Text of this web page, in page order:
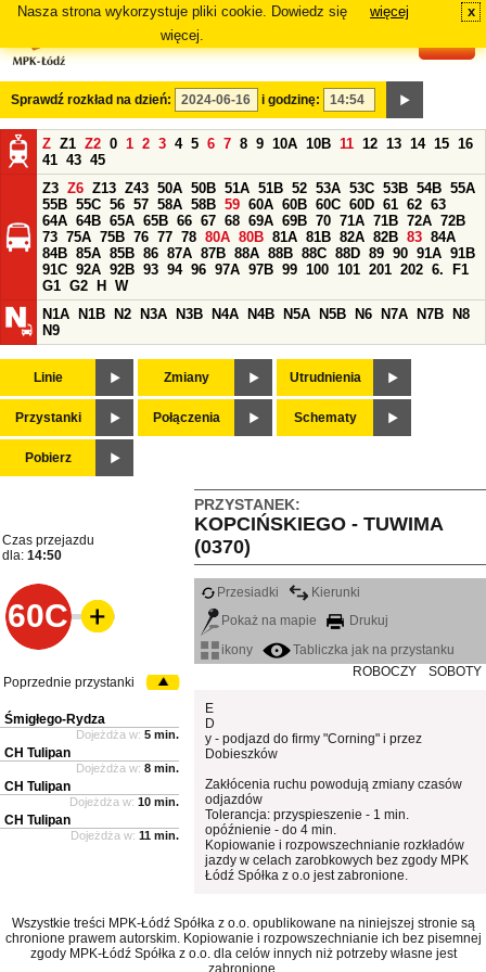
Nasza strona wykorzystuje pliki cookie. Dowiedz się
więcej.
więcej x
Sprawdź rozkład na dzień: i godzinę:
Z Z1 Z2 0 1 2 3 4 5 6 7 8 9 10A 10B 11 12 13 14 15 16
41 43 45
Z3 Z6 Z13 Z43 50A 50B 51A 51B 52 53A 53C 53B 54B 55A
55B 55C 56 57 58A 58B 59 60A 60B 60C 60D 61 62 63
64A 64B 65A 65B 66 67 68 69A 69B 70 71A 71B 72A 72B
73 75A 75B 76 77 78 80A 80B 81A 81B 82A 82B 83 84A
84B 85A 85B 86 87A 87B 88A 88B 88C 88D 89 90 91A 91B
91C 92A 92B 93 94 96 97A 97B 99 100 101 201 202 6.
F1
G1 G2 H
W
N1A
N1B N2 N3A N3B N4A N4B N5A N5B N6 N7A N7B
N8
N9
Linie Zmiany Utrudnienia
Przystanki Połączenia Schematy
Pobierz
PRZYSTANEK:
KOPCIŃSKIEGO - TUWIMA
(0370)
Czas przejazdu
dla: 14:50
60C
Przesiadki
Kierunki
Pokaż na mapie
Drukuj
ikony
Tabliczka jak na przystanku
ROBOCZY
SOBOTY
E
D
y - podjazd do firmy "Corning" i przez
Dobieszków
Zakłócenia ruchu powodują zmiany czasów
odjazdów
Tolerancja: przyspieszenie - 1 min.
opóźnienie - do 4 min.
Kopiowanie i rozpowszechnianie rozkładów
jazdy w celach zarobkowych bez zgody MPK
Łódź Spółka z o.o jest zabronione.
Poprzednie przystanki
Śmigłego-Rydza
Dojeżdża w: 5 min.
CH Tulipan
Dojeżdża w: 8 min.
CH Tulipan
Dojeżdża w: 10 min.
CH Tulipan
Dojeżdża w: 11 min.
Wszystkie treści MPK-Łódź Spółka z o.o. opublikowane na niniejszej stronie są
chronione prawem autorskim. Kopiowanie i rozpowszechnianie ich bez pisemnej
zgody MPK-Łódź Spółka z o.o. dla celów innych niż potrzeby własne jest
zabronione.